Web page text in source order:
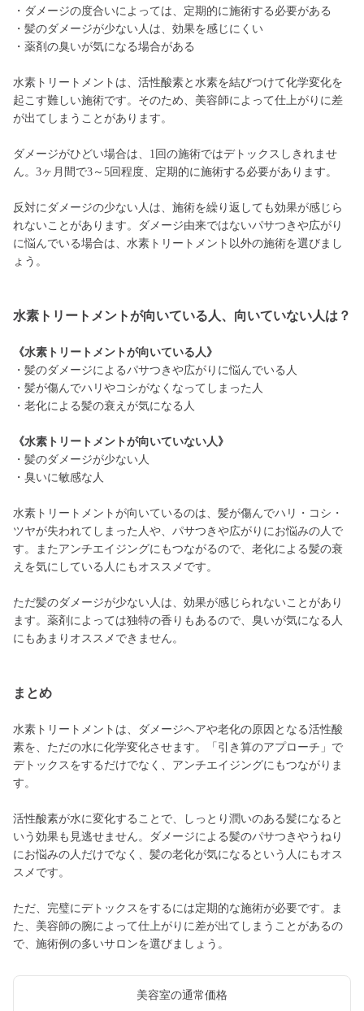
・ダメージの度合いによっては、定期的に施術する必要がある
・髪のダメージが少ない人は、効果を感じにくい
・薬剤の臭いが気になる場合がある
水素トリートメントは、活性酸素と水素を結びつけて化学変化を
起こす難しい施術です。そのため、美容師によって仕上がりに差
が出てしまうことがあります。
ダメージがひどい場合は、1回の施術ではデトックスしきれませ
ん。3ヶ月間で3～5回程度、定期的に施術する必要があります。
反対にダメージの少ない人は、施術を繰り返しても効果が感じら
れないことがあります。ダメージ由来ではないパサつきや広がり
に悩んでいる場合は、水素トリートメント以外の施術を選びまし
ょう。
水素トリートメントが向いている人、向いていない人は？
《水素トリートメントが向いている人》
・髪のダメージによるパサつきや広がりに悩んでいる人
・髪が傷んでハリやコシがなくなってしまった人
・老化による髪の衰えが気になる人
《水素トリートメントが向いていない人》
・髪のダメージが少ない人
・臭いに敏感な人
水素トリートメントが向いているのは、髪が傷んでハリ・コシ・
ツヤが失われてしまった人や、パサつきや広がりにお悩みの人で
す。またアンチエイジングにもつながるので、老化による髪の衰
えを気にしている人にもオススメです。
ただ髪のダメージが少ない人は、効果が感じられないことがあり
ます。薬剤によっては独特の香りもあるので、臭いが気になる人
にもあまりオススメできません。
まとめ
水素トリートメントは、ダメージヘアや老化の原因となる活性酸
素を、ただの水に化学変化させます。「引き算のアプローチ」で
デトックスをするだけでなく、アンチエイジングにもつながりま
す。
活性酸素が水に変化することで、しっとり潤いのある髪になると
いう効果も見逃せません。ダメージによる髪のパサつきやうねり
にお悩みの人だけでなく、髪の老化が気になるという人にもオス
スメです。
ただ、完璧にデトックスをするには定期的な施術が必要です。ま
た、美容師の腕によって仕上がりに差が出てしまうことがあるの
で、施術例の多いサロンを選びましょう。
美容室の通常価格